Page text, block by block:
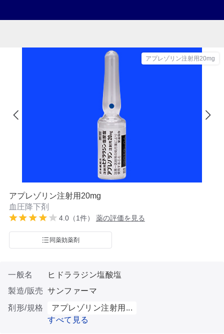
アプレゾリン注射用20mg
アプレゾリン注射用20mg
血圧降下剤
4.0（1件） 薬の評価を見る
同薬効薬剤
一般名
ヒドララジン塩酸塩
製造/販売 サンファーマ
剤形/規格
アプレゾリン注射用...
すべて見る